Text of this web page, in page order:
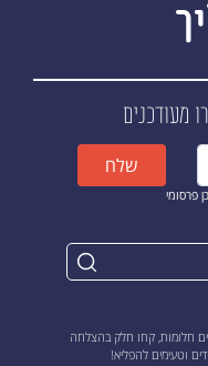
מעודכנים
פרסומי
שלח
חלומות, קחו חלק בהצלחה
וטעימים להפליא!